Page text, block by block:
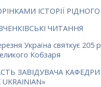
ІСТОРІЇ
ЧИТАННЯ
Україна святкує 205
Кобзаря
ЗАВІДУВАЧА КАФЕДРИ